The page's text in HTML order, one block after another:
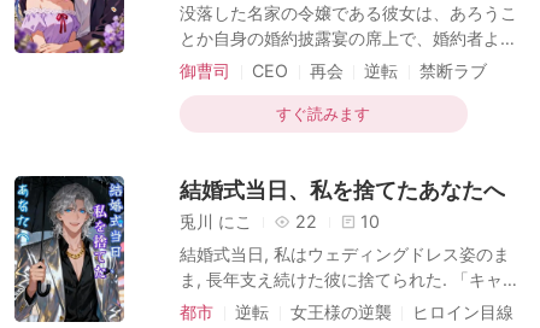
しょう？」 「フフ、簡単よ。一人娶ったら二
人のオマケつきだったから！」新婦は憤慨し
た様子で、新郎そっくりのミニチュア版をさ
らに二人引きずり出した！！
没落した名家の令嬢である彼女は、あろうこ
とか自身の婚約披露宴の席上で、婚約者より
公然と辱めを受け、婚約破棄を突きつけられ
は一世一代の賭けに出た。なんと、彼の叔父
であり絶大な権勢を誇る実力者の子を身籠っ
に反して彼女の嘘に話を合わせ、こうして二
人は、計算尽くで始まった誤解だらけの契約
御曹司 CEO 再会 逆転
禁断ラブ
ベビー助攻
すぐ読みます
結婚式当日、私を捨てたあなたへ
兎川 にこ 22
10
結婚式当日, 私はウェディングドレス姿のま
ま, 長年支え続けた彼に捨てられた. 「キャリ
アのためだ」 彼はそう冷たく言い放ち, 妊娠
都市 逆転 女王様の逆襲
ヒロイン目線